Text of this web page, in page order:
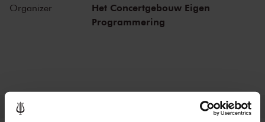
include Frank Zappa, the Doors and the Eagles, to name but a few.
Legendary concerts, in the present as well as the past.
Organizer
Het Concertgebouw Eigen
Programmering